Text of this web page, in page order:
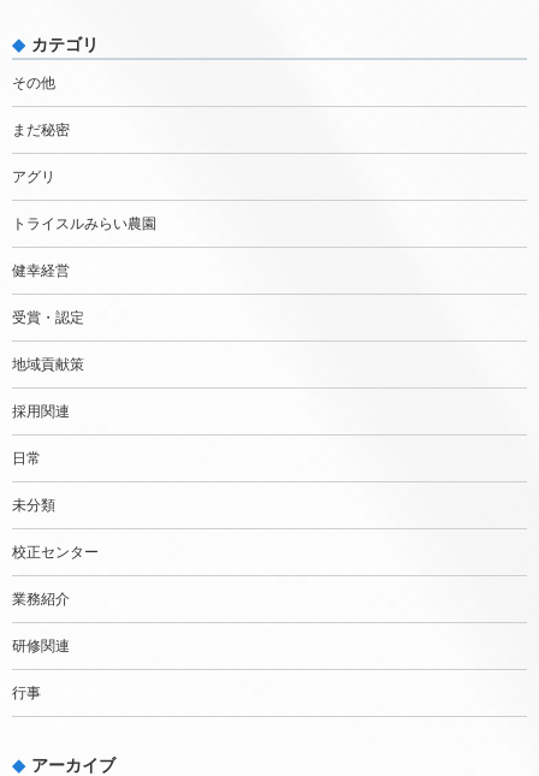
カテゴリ
その他
まだ秘密
アグリ
トライスルみらい農園
健幸経営
受賞・認定
地域貢献策
採用関連
日常
未分類
校正センター
業務紹介
研修関連
行事
アーカイブ